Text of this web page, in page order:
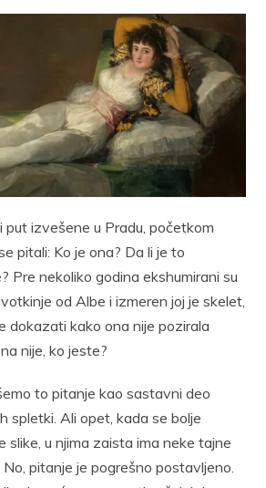
put izvešene u Pradu, početkom
pitali: Ko je ona? Da li je to
Pre nekoliko godina ekshumirani su
od Albe i izmeren joj je skelet,
dokazati kako ona nije pozirala
nije, ko jeste?
to pitanje kao sastavni deo
spletki. Ali opet, kada se bolje
slike, u njima zaista ima neke tajne
pitanje je pogrešno postavljeno.